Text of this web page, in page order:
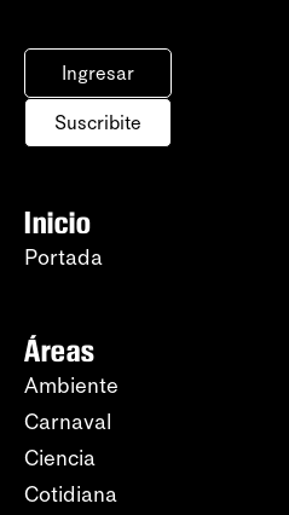
Ingresar
Suscribite
Inicio
Portada
Áreas
Ambiente
Carnaval
Ciencia
Cotidiana